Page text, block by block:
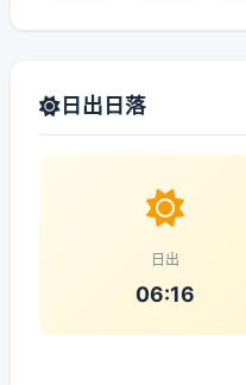
日出日落
日出
06:16